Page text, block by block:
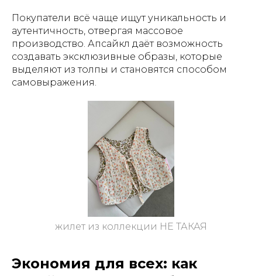
Покупатели всё чаще ищут уникальность и
аутентичность, отвергая массовое
производство. Апсайкл даёт возможность
создавать эксклюзивные образы, которые
выделяют из толпы и становятся способом
самовыражения.
жилет из коллекции НЕ ТАКАЯ
Экономия для всех: как